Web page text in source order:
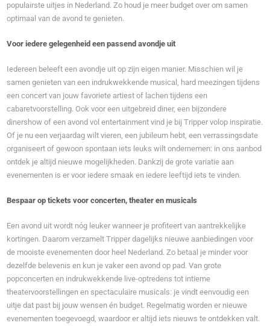
populairste uitjes in Nederland. Zo houd je meer budget over om samen
optimaal van de avond te genieten.
Voor iedere gelegenheid een passend avondje uit
Iedereen beleeft een avondje uit op zijn eigen manier. Misschien wil je
samen genieten van een indrukwekkende musical, hard meezingen tijdens
een concert van jouw favoriete artiest of lachen tijdens een
cabaretvoorstelling. Ook voor een uitgebreid diner, een bijzondere
dinershow of een avond vol entertainment vind je bij Tripper volop inspiratie.
Of je nu een verjaardag wilt vieren, een jubileum hebt, een verrassingsdate
organiseert of gewoon spontaan iets leuks wilt ondernemen: in ons aanbod
ontdek je altijd nieuwe mogelijkheden. Dankzij de grote variatie aan
evenementen is er voor iedere smaak en iedere leeftijd iets te vinden.
Bespaar op tickets voor concerten, theater en musicals
Een avond uit wordt nóg leuker wanneer je profiteert van aantrekkelijke
kortingen. Daarom verzamelt Tripper dagelijks nieuwe aanbiedingen voor
de mooiste evenementen door heel Nederland. Zo betaal je minder voor
dezelfde belevenis en kun je vaker een avond op pad. Van grote
popconcerten en indrukwekkende live-optredens tot intieme
theatervoorstellingen en spectaculaire musicals: je vindt eenvoudig een
uitje dat past bij jouw wensen én budget. Regelmatig worden er nieuwe
evenementen toegevoegd, waardoor er altijd iets nieuws te ontdekken valt.